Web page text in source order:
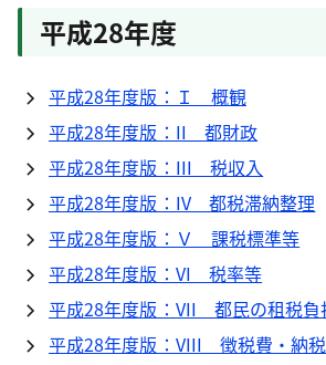
平成28年度
平成28年度版：Ｉ 概観
平成28年度版：II 都財政
平成28年度版：III 税収入
平成28年度版：IV 都税滞納整理
平成28年度版：Ｖ 課税標準等
平成28年度版：VI 税率等
平成28年度版：VII 都民の租税負
平成28年度版：VIII 徴税費・納